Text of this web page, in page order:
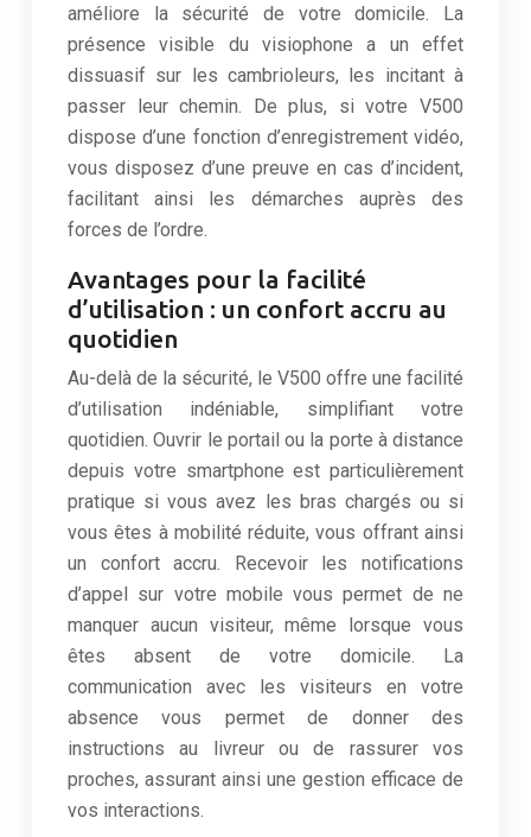
améliore la sécurité de votre domicile. La
présence visible du visiophone a un effet
dissuasif sur les cambrioleurs, les incitant à
passer leur chemin. De plus, si votre V500
dispose d’une fonction d’enregistrement vidéo,
vous disposez d’une preuve en cas d’incident,
facilitant ainsi les démarches auprès des
forces de l’ordre.
Avantages pour la facilité
d’utilisation : un confort accru au
quotidien
Au-delà de la sécurité, le V500 offre une facilité
d’utilisation indéniable, simplifiant votre
quotidien. Ouvrir le portail ou la porte à distance
depuis votre smartphone est particulièrement
pratique si vous avez les bras chargés ou si
vous êtes à mobilité réduite, vous offrant ainsi
un confort accru. Recevoir les notifications
d’appel sur votre mobile vous permet de ne
manquer aucun visiteur, même lorsque vous
êtes absent de votre domicile. La
communication avec les visiteurs en votre
absence vous permet de donner des
instructions au livreur ou de rassurer vos
proches, assurant ainsi une gestion efficace de
vos interactions.